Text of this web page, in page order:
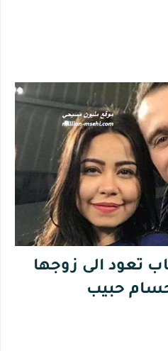
تعود الى زوجها
حبيب